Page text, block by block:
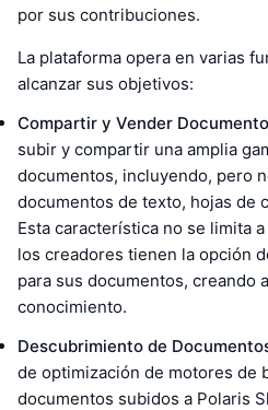
por sus contribuciones.
La plataforma opera en varias
alcanzar sus objetivos:
Compartir y Vender
subir y compartir una amplia
documentos, incluyendo, pero
documentos de texto, hojas de
Esta característica no se limita
los creadores tienen la opción
para sus documentos, creando
conocimiento.
Descubrimiento de
de optimización de motores de
documentos subidos a Polaris